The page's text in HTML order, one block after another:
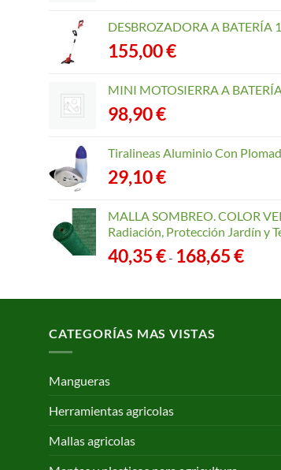
DESBROZADORA A BATERÍA
155,00€
MINI MOTOSIERRA A
98,90€
Tiralineas Aluminio Con
29,10€
MALLA SOMBREO. COLOR
Radiación, Protección Jardín y
40,35€- 168,65€Rango
desde
CATEGORÍAS MAS VISTAS
Mangueras
Herramientas agricolas
Mallas agricolas